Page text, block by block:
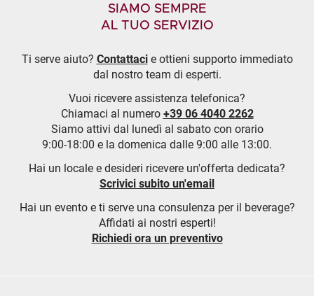
SIAMO SEMPRE
AL TUO SERVIZIO
Ti serve aiuto? Contattacie ottieni supporto immediato
dal nostro team di esperti.
Vuoi ricevere assistenza telefonica?
Chiamaci al numero +39 06 4040 2262
Siamo attivi dal lunedì al sabato con orario
9:00-18:00 e la domenica dalle 9:00 alle 13:00.
Hai un locale e desideri ricevere un'offerta dedicata?
Scrivici subito un'email
Hai un evento e ti serve una consulenza per il beverage?
Affidati ai nostri esperti!
Richiedi ora un preventivo